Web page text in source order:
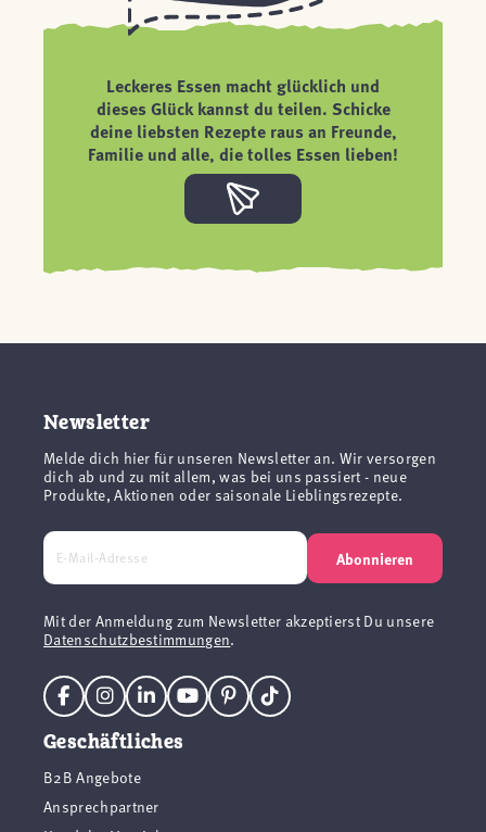
Leckeres Essen macht glücklich und
dieses Glück kannst du teilen. Schicke
deine liebsten Rezepte raus an Freunde,
Familie und alle, die tolles Essen lieben!
Newsletter
Melde dich hier für unseren Newsletter an. Wir versorgen
dich ab und zu mit allem, was bei uns passiert - neue
Produkte, Aktionen oder saisonale Lieblingsrezepte.
Abonnieren
Mit der Anmeldung zum Newsletter akzeptierst Du unsere
Datenschutzbestimmungen.
Geschäftliches
B2B Angebote
Ansprechpartner